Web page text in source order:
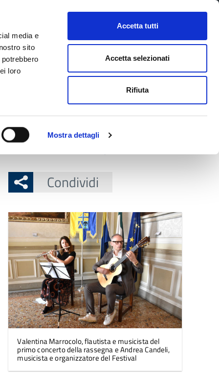
media e
sito
loro
Mostra dettagli
Accetta tutti
Accetta selezionati
Rifiuta
CONTATTI URP SERVIZI ONLINE
Seguici su FacebookTwitterInstagram
LinkedIn
cerca nel sito
Condividi
Valentina Marrocolo, flautista e musicista del
primo concerto della rassegna e Andrea Candeli,
musicista e organizzatore del Festival